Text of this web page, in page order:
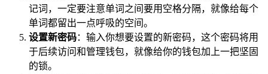
记词，一定要注意单词之间要用空格分隔，就像给每个
单词都留出一点呼吸的空间。
设置新密码：输入你想要设置的新密码，这个密码将用
于后续访问和管理钱包，就像给你的钱包加上一把坚固
的锁。